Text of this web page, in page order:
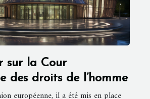
sur la Cour
des droits de l’homme
européenne, il a été mis en place